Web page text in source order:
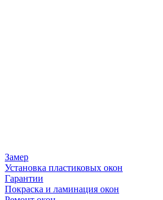
Замер
Установка пластиковых окон
Гарантии
Покраска и ламинация окон